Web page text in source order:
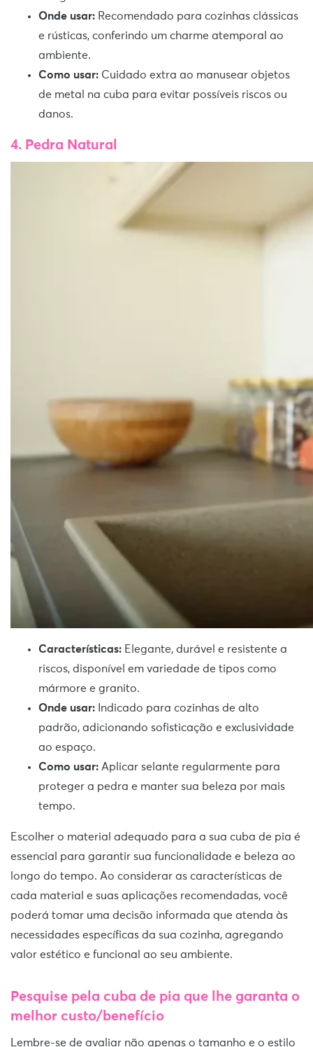
Onde usar: Recomendado para cozinhas clássicas
e rústicas, conferindo um charme atemporal ao
ambiente.
Como usar: Cuidado extra ao manusear objetos
de metal na cuba para evitar possíveis riscos ou
danos.
4. Pedra Natural
Características: Elegante, durável e resistente a
riscos, disponível em variedade de tipos como
mármore e granito.
Onde usar: Indicado para cozinhas de alto
padrão, adicionando sofisticação e exclusividade
ao espaço.
Como usar: Aplicar selante regularmente para
proteger a pedra e manter sua beleza por mais
tempo.
Escolher o material adequado para a sua cuba de pia é
essencial para garantir sua funcionalidade e beleza ao
longo do tempo. Ao considerar as características de
cada material e suas aplicações recomendadas, você
poderá tomar uma decisão informada que atenda às
necessidades específicas da sua cozinha, agregando
valor estético e funcional ao seu ambiente.
Pesquise pela cuba de pia que lhe garanta o
melhor custo/benefício
Lembre-se de avaliar não apenas o tamanho e o estilo